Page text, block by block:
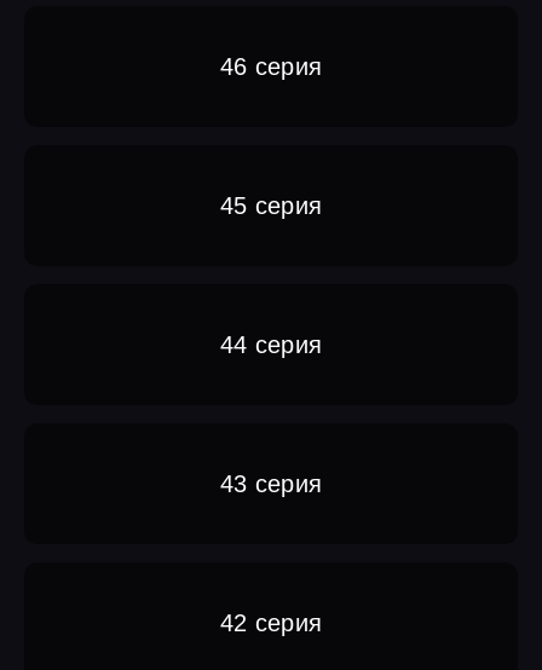
46 серия
45 серия
44 серия
43 серия
42 серия